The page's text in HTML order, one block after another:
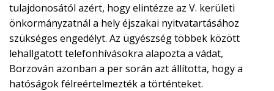
tulajdonosától azért, hogy elintézze az V. kerületi
önkormányzatnál a hely éjszakai nyitvatartásához
szükséges engedélyt. Az ügyészség többek között
lehallgatott telefonhívásokra alapozta a vádat,
Borzován azonban a per során azt állította, hogy a
hatóságok félreértelmezték a történteket.